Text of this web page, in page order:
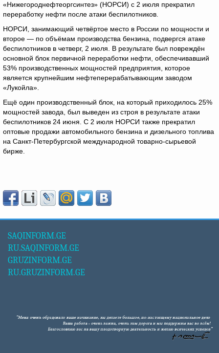
«Нижегороднефтеоргсинтез» (НОРСИ) с 2 июля прекратил
переработку нефти после атаки беспилотников.
НОРСИ, занимающий четвёртое место в России по мощности и
второе — по объёмам производства бензина, подвергся атаке
беспилотников в четверг, 2 июля. В результате был повреждён
основной блок первичной переработки нефти, обеспечивавший
53% производственных мощностей предприятия, которое
является крупнейшим нефтеперерабатывающим заводом
«Лукойла».
Ещё один производственный блок, на который приходилось 25%
мощностей завода, был выведен из строя в результате атаки
беспилотников 24 июня. С 2 июля НОРСИ также прекратил
оптовые продажи автомобильного бензина и дизельного топлива
на Санкт-Петербургской международной товарно-сырьевой
бирже.
SAQINFORM.GE
RU.SAQINFORM.GE
GRUZINFORM.GE
RU.GRUZINFORM.GE